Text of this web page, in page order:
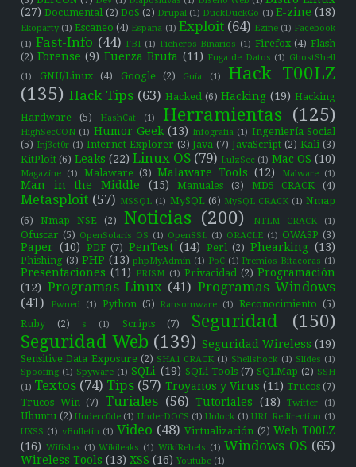
(27) Documental (2) DoS (2) Drupal (1) DuckDuckGo (1) E-zine (18)
Ekoparty (1) Escaneo (4) España (1) Exploit (64) Ezine (1) Facebook
(1) Fast-Info (44) FBI (1) Ficheros Binarios (1) Firefox (4) Flash
(2) Forense (9) Fuerza Bruta (11) Fuga de Datos (1) GhostShell
(1)
GNU/Linux (4) Google (2) Guía (1)
Hack T00LZ
(135) Hack Tips (63) Hacked (6) Hacking (19) Hacking
Hardware
(5) HashCat (1) Herramientas (125)
HighSecCON (1) Humor Geek (13) Infografía (1) Ingeniería Social
(5) Inj3ct0r (1) Internet Explorer (3) Java (7) JavaScript (2) Kali (3)
KitPloit (6) Leaks (22) Linux OS (79) LulzSec (1) Mac OS (10)
Magazine (1) Malaware (3) Malaware Tools (12) Malware (1)
Man in the Middle (15) Manuales (3) MD5 CRACK (4)
Metasploit (57) MSSQL (1) MySQL (6) MySQL CRACK (1) Nmap
(6)
Nmap NSE (2) Noticias (200) NTLM CRACK (1)
Ofuscar (5) OpenSolaris OS (1) OpenSSL (1) ORACLE (1) OWASP (3)
Paper (10) PDF (7) PenTest (14) Perl (2) Phearking (13)
Phishing (3) PHP (13) phpMyAdmin (1) PoC (1) Premios Bitacoras (1)
Presentaciones (11) PRISM (1) Privacidad (2) Programación
(12) Programas Linux (41) Programas Windows
(41)
Pwned (1) Python (5) Ransomware (1) Reconocimiento (5)
Ruby
(2) s (1) Scripts (7) Seguridad
(150)
Seguridad Web (139) Seguridad Wireless (19)
Sensitive Data Exposure (2) SHA1 CRACK (1) Shellshock (1) Slides (1)
Spoofing (1) Spyware (1) SQLi (19) SQLi Tools (7) SQLMap (2) SSH
(1) Textos (74) Tips (57) Troyanos y Virus (11) Trucos (7)
Trucos Win (7) Turiales (56) Tutoriales (18) Twitter (1)
Ubuntu (2) Underc0de (1) UnderDOCS (1) Unlock (1) URL Redirection (1)
UXSS (1) vBulletin (1) Video (48) Virtualización (2) Web T00LZ
(16) Wifislax (1) Wikileaks (1) WikiRebels (1) Windows OS (65)
Wireless Tools (13) XSS (16) Youtube (1)